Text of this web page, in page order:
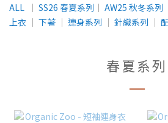
ALL │ SS26 春夏系列 │ AW25 秋冬系列
上衣 │ 下著 │ 連身系列 │ 針織系列 │
春夏系列